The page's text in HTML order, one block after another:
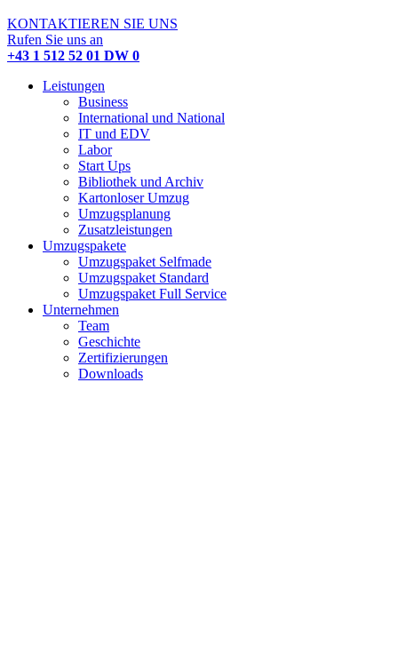
KONTAKTIEREN SIE UNS
Rufen Sie uns an
+43 1 512 52 01 DW 0
Leistungen
Business
International und National
IT und EDV
Labor
Start Ups
Bibliothek und Archiv
Kartonloser Umzug
Umzugsplanung
Zusatzleistungen
Umzugspakete
Umzugspaket Selfmade
Umzugspaket Standard
Umzugspaket Full Service
Unternehmen
Team
Geschichte
Zertifizierungen
Downloads